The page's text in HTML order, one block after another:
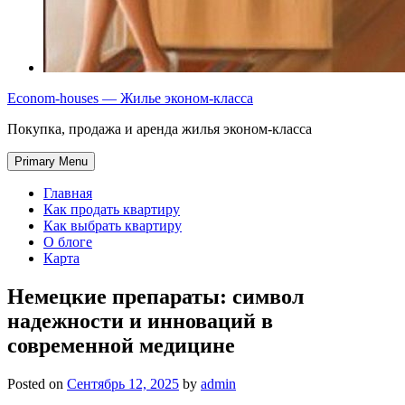
Econom-houses — Жилье эконом-класса
Покупка, продажа и аренда жилья эконом-класса
Primary Menu
Главная
Как продать квартиру
Как выбрать квартиру
О блоге
Карта
Немецкие препараты: символ
надежности и инноваций в
современной медицине
Posted on Сентябрь 12, 2025 by admin